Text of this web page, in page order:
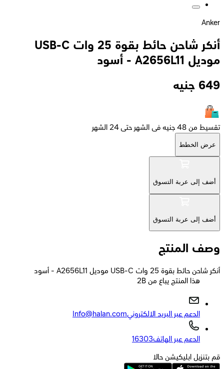
Anker
أنكر شاحن حائط بقوة 25 وات USB-C
موديل A2656L11 - أسود
649 جنيه
تقسيط من 48 جنيه فى الشهر حتى 24 الشهر
عرض الخطط
أضف إلى عربة التسوق
أضف إلى عربة التسوق
وصف المنتج
أنكر شاحن حائط بقوة 25 وات USB-C موديل A2656L11 - أسود
2B هذا المنتج يباع من
الدعم عبر البريد الالكترونيInfo@halan.com
الدعم عبر الهاتف16303
قم بتنزيل ابليكيشن حالا